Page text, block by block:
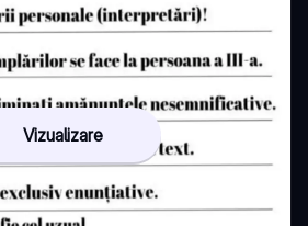
Vizualizare